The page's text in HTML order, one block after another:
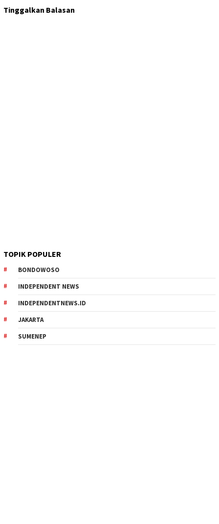
Tinggalkan Balasan
TOPIK POPULER
BONDOWOSO
INDEPENDENT NEWS
INDEPENDENTNEWS.ID
JAKARTA
SUMENEP